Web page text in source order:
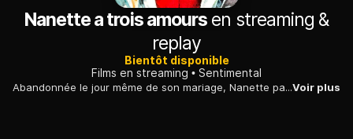
Nanette a trois amours en streaming &
replay
Bientôt disponible
Films en streaming
Sentimental
Abandonnée le jour même de son mariage, Nanette part à la recherche de son mari. Elle rencontre un romancier et son éditeur, qui tous deux s'éprennent d'elle.Voir plus